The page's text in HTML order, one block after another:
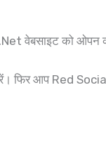
वेबसाइट को ओपन
आप Red